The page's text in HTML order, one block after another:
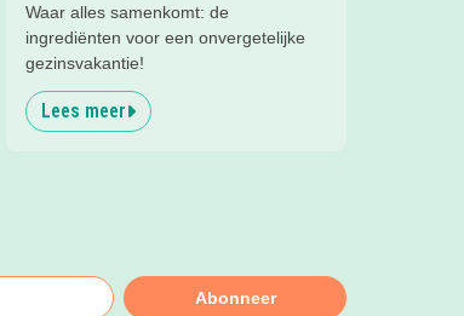
Waar alles samenkomt: de
ingrediënten voor een onvergetelijke
gezinsvakantie!
Lees meer
Abonneer